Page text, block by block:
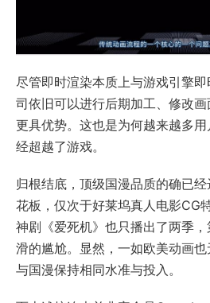
尽管即时渲染本质上与游戏引擎
司依旧可以进行后期加工、修改
更具优势。这也是为何越来越多
经超越了游戏。
归根结底，顶级国漫品质的确已
花板，仅次于好莱坞真人电影CG
神剧《爱死机》也只播出了两季
滑的尴尬。显然，一如欧美动画
与国漫保持相同水准与投入。